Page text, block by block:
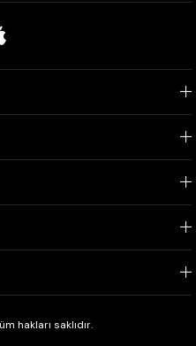
hakları saklıdır.